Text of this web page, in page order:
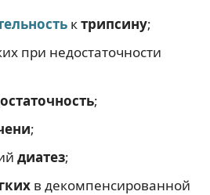
ктрипсину;
при недостаточности
;
;
диатез;
в декомпенсированной